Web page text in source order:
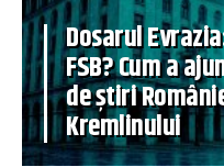
Dosarul
FSB? Cum a
de știri
Kremlinului